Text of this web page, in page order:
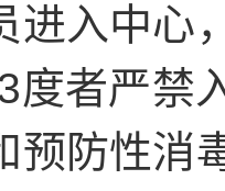
进入中心
度者严禁
预防性消